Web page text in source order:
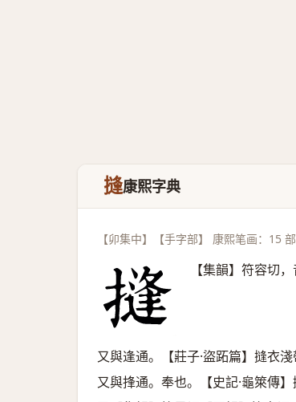
摓康熙字典
【卯集中】【手字部】 康熙笔画：15
【集韻】符容切
又與逢通。【莊子·盜跖篇】摓衣
又與捀通。奉也。【史記·龜箂傳